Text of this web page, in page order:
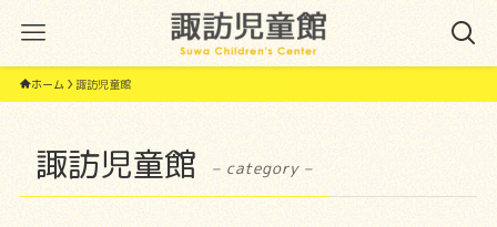
ホーム 諏訪児童館
諏訪児童館 – category –